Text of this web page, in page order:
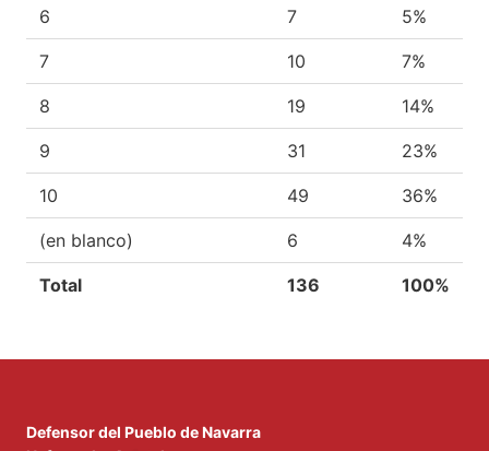
6 7 5%
7 10 7%
8 19 14%
9 31 23%
10 49 36%
(en blanco) 6 4%
Total 136 100%
Defensor del Pueblo de Navarra